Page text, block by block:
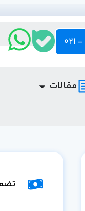
مقالات